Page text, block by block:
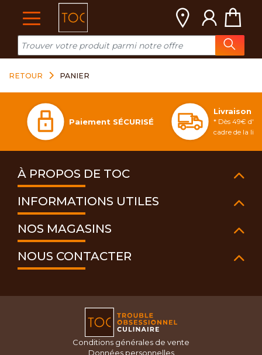
RETOUR PANIER
Paiement SÉCURISÉ
Livraison
* Dès 49€
cadre de la
À PROPOS DE TOC
INFORMATIONS UTILES
NOS MAGASINS
NOUS CONTACTER
Conditions générales de vente
Données personnelles
Cookies management panel